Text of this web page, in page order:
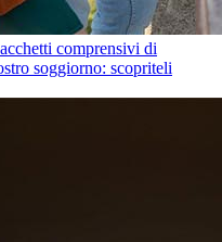
comprensivi di
soggiorno: scopriteli